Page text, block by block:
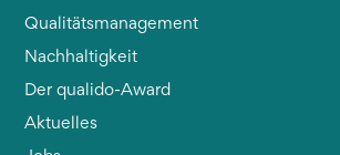
Qualitätsmanagement
Nachhaltigkeit
Der qualido-Award
Aktuelles